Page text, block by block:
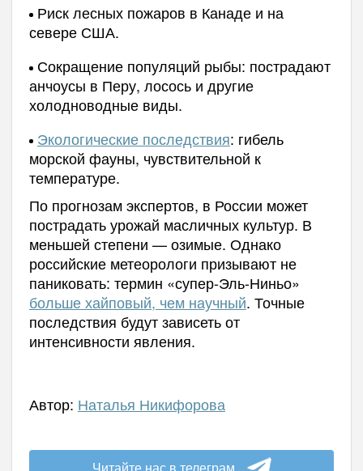
Риск лесных пожаров в Канаде и на
севере США.
Сокращение популяций рыбы: пострадают
анчоусы в Перу, лосось и другие
холодноводные виды.
Экологические последствия: гибель
морской фауны, чувствительной к
температуре.
По прогнозам экспертов, в России может
пострадать урожай масличных культур. В
меньшей степени — озимые. Однако
российские метеорологи призывают не
паниковать: термин «супер-Эль-Ниньо»
больше хайповый, чем научный. Точные
последствия будут зависеть от
интенсивности явления.
Автор: Наталья Никифорова
Читайте нас в телеграм